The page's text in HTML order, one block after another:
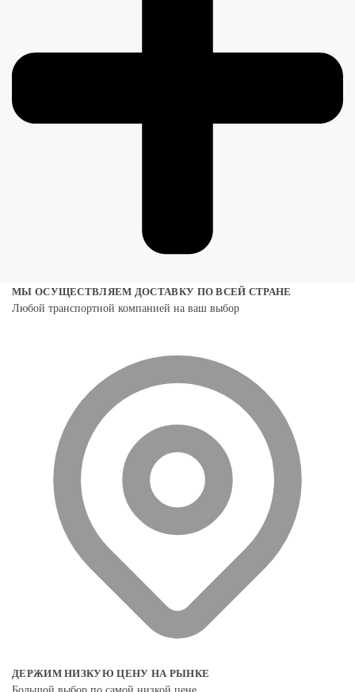
МЫ ОСУЩЕСТВЛЯЕМ ДОСТАВКУ ПО ВСЕЙ СТРАНЕ
Любой транспортной компанией на ваш выбор
ДЕРЖИМ НИЗКУЮ ЦЕНУ НА РЫНКЕ